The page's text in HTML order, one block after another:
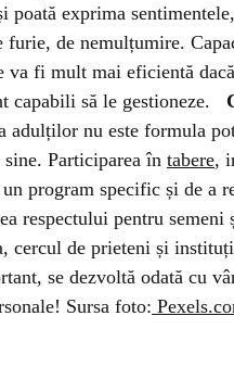
poată exprima
de nemulțumire.
fi mult mai eficientă
capabili să le gestioneze.
adulților nu este formula
Participarea în tabere,
program specific și de a
respectului pentru semeni
cercul de prieteni și
se dezvoltă odată cu
Sursa foto: